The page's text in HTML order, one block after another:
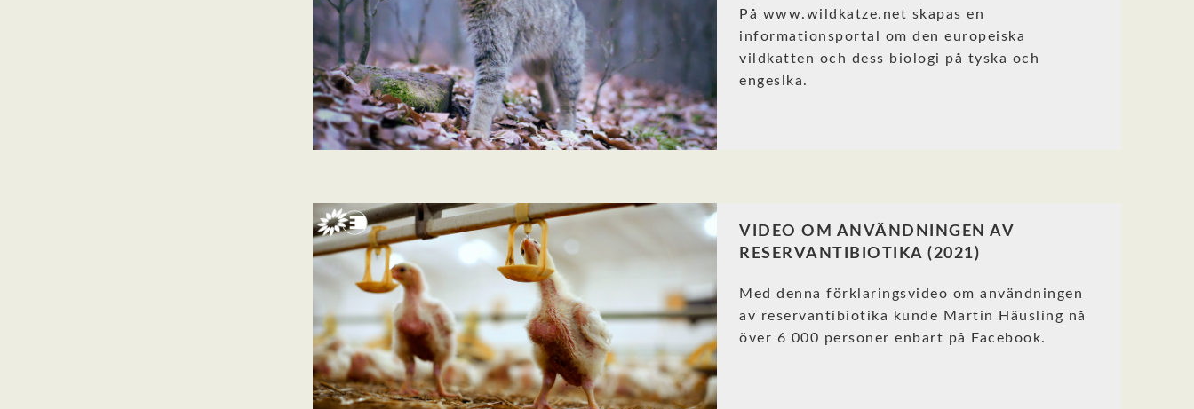
På www.wildkatze.net skapas en
informationsportal om den europeiska
vildkatten och dess biologi på tyska och
engeslka.
VIDEO OM ANVÄNDNINGEN AV
RESERVANTIBIOTIKA (2021)
Med denna förklaringsvideo om användningen
av reservantibiotika kunde Martin Häusling nå
över 6 000 personer enbart på Facebook.